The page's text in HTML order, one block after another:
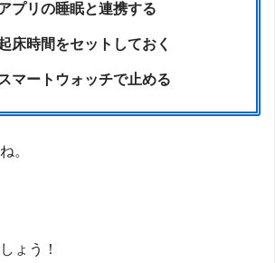
プリの睡眠と連携する
床時間をセットしておく
マートウォッチで止める
。
ょう！